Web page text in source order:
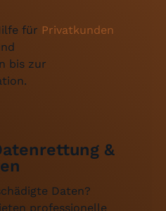
für Privatkunden
bis zur
&
Daten?
professionelle